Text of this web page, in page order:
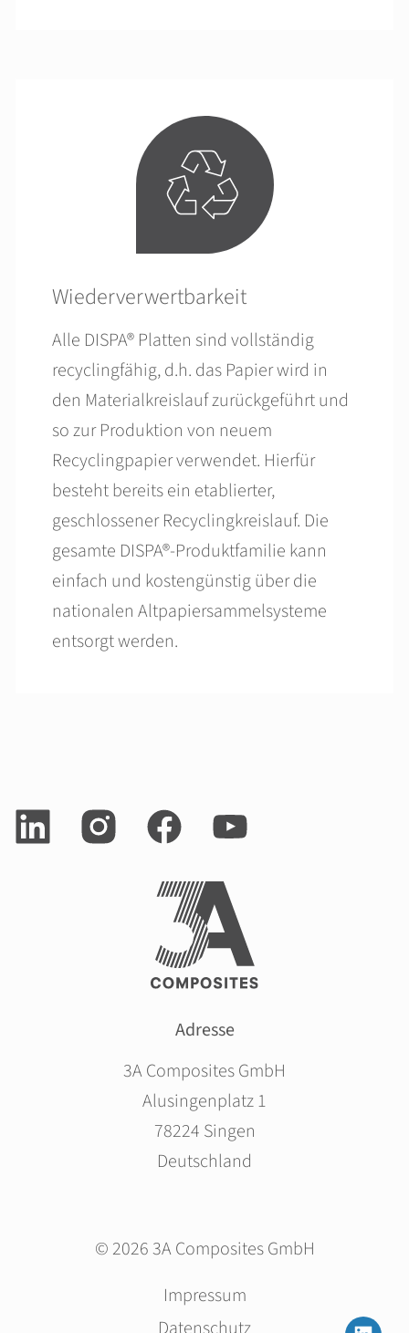
Wiederverwertbarkeit
Alle DISPA® Platten sind vollständig
recyclingfähig, d.h. das Papier wird in
den Materialkreislauf zurückgeführt und
so zur Produktion von neuem
Recyclingpapier verwendet. Hierfür
besteht bereits ein etablierter,
geschlossener Recyclingkreislauf. Die
gesamte DISPA®-Produktfamilie kann
einfach und kostengünstig über die
nationalen Altpapiersammelsysteme
entsorgt werden.
Adresse
3A Composites GmbH
Alusingenplatz 1
78224 Singen
Deutschland
© 2026 3A Composites GmbH
Navigation
überspringen
Impressum